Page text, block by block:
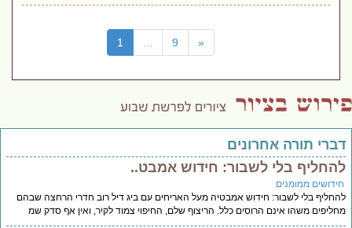
1 9 «
דברי תורה אחרונים
להחליף בלי לשבור: חידוש אמבט..
חידושים ממומנים
להחליף בלי לשבור: חידוש אמבטיה מעל האריחים עם ביג דיל רוב חדרי הרחצה שבהם
מחליפים משהו אינם הרוסים כלל. הריצוף שלם, החיפוי צמוד לקיר, ואין אף סדק שמ